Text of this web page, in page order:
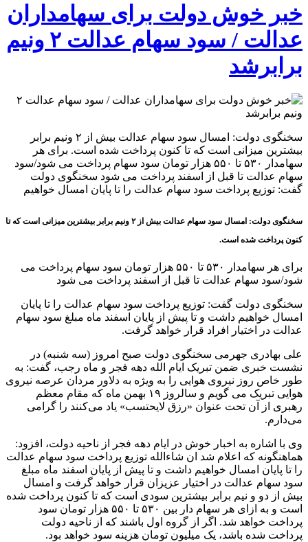
خبر خوش دولت برای سهامداران
عدالت / سود سهام عدالت ۲ ونیم
برابرشد
سخنگوی دولت: امسال سود سهام عدالت بیش از ۲ ونیم برابر
بیشترین میزانی است که تا کنون پرداخت شده است. برای هر
سهامدار ۵۳۰ تا ۵۵۰ هزار تومان سود سهام پرداخت می شود/سود
سهام عدالت تا قبل از اسفند پرداخت می شود سخنگوی دولت
گفت: توزیع پرداخت سود سهام عدالت را تا پایان امسال خواهیم
سخنگوی دولت: امسال سود سهام عدالت بیش از ۲ ونیم برابر بیشترین میزانی است که تا
کنون پرداخت شده است.
برای هر سهامدار ۵۳۰ تا ۵۵۰ هزار تومان سود سهام پرداخت می
شود/سود سهام عدالت تا قبل از اسفند پرداخت می شود
سخنگوی دولت گفت: توزیع پرداخت سود سهام عدالت را تا پایان
امسال خواهیم داشت و تا پیش از پایان اسفند ماه مبلغ سود سهام
عدالت در اختیار افراد قرار خواهد گرفت.
علی بهادری جهرمی سخنگوی دولت صبح امروز (سه شنبه) در
نشست خبری ضمن تبریک ایام الله دهه فجر و ماه رجب، گفت: به
طور خاص روز نیروی هوایی را به ویژه به دلاور مردان عرصه نیروی
هوایی تبریک می گویم و سالروز ۱۹ بهمن ماه که مقام معظم
رهبری از آن تحت عنوان «رزق لایحتسب» یاد می‌کنند را گرامی
می‌دارم.
وی با اشاره به اخبار خوش در ایام دهه فجر از ناحیه دولت، افزود:
هماهنگونه که اعلام شد ان شاءالله توزیع پرداخت سود سهام عدالت
را تا پایان امسال خواهیم داشت و تا پیش از پایان اسفند ماه مبلغ
سود سهام عدالت در اختیار عزیزان قرار خواهد گرفت و امسال
بیش از دو و نیم برابر بیشترین سودی است که تا کنون پرداخت شده
است و به ازای هر سهام دار بین ۵۳۰ تا ۵۵۰ هزار تومان سود
پرداخت خواهد شد. اگر از گروه اول باشند که از ناحیه دولت
پرداخت شده باشد، یک میلیون تومان هزینه سود خواهد بود.